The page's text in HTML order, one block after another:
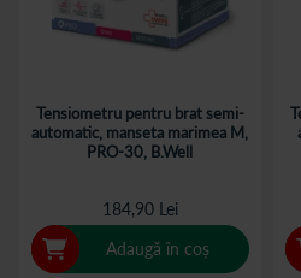
Tensiometru pentru brat semi-
automatic, manseta marimea M,
PRO-30, B.Well
184,90 Lei
Adaugă în coș